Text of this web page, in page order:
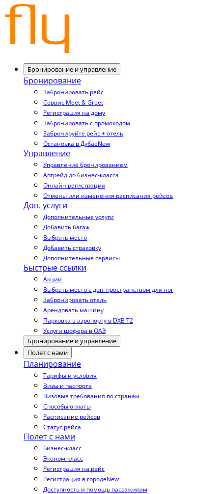
Бронирование и управление
Бронирование
Забронировать рейс
Сервис Meet & Greet
Регистрация на дому
Забронировать с промокодом
Забронируйте рейс + отель
Остановка в ДубаеNew
Управление
Управление бронированием
Апгрейд до бизнес-класса
Онлайн регистрация
Отмены или изменения расписания рейсов
Доп. услуги
Дополнительные услуги
Добавить багаж
Выбрать место
Добавить страховку
Дополнительные сервисы
Быстрые ссылки
Акции
Выбрать место с доп. пространством для ног
Забронировать отель
Арендовать машину
Парковка в аэропорту в DXB T2
Услуги шофера в ОАЭ
Бронирование и управление
Полет с нами
Планирование
Тарифы и условия
Визы и паспорта
Визовые требования по странам
Способы оплаты
Расписание рейсов
Статус рейса
Полет с нами
Бизнес-класс
Эконом-класс
Регистрация на рейс
Регистрация в городеNew
Доступность и помощь пассажирам